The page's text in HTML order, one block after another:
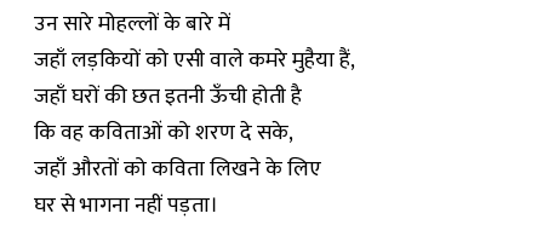
उन सारे मोहल्लों के बारे में
जहाँ लड़कियों को एसी वाले कमरे मुहैया हैं,
जहाँ घरों की छत इतनी ऊँची होती है
कि वह कविताओं को शरण दे सके,
जहाँ औरतों को कविता लिखने के लिए
घर से भागना नहीं पड़ता।